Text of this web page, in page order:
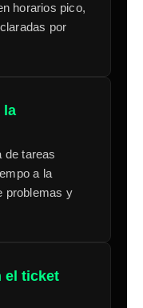
horarios pico,
por
la
de tareas
a la
problemas y
el ticket